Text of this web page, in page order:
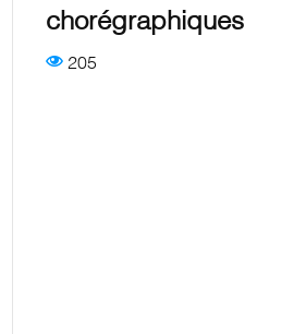
chorégraphiques
205